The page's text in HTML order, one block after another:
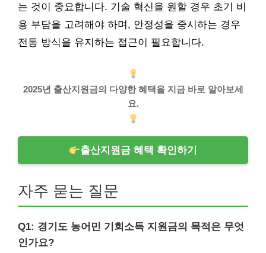
는 것이 중요합니다. 기술 혁신을 원할 경우 초기 비
용 부담을 고려해야 하며, 안정성을 중시하는 경우
전통 방식을 유지하는 접근이 필요합니다.
2025년 출산지원금의 다양한 혜택을 지금 바로 알아보세
요.
출산지원금 혜택 확인하기
자주 묻는 질문
Q1: 경기도 농어민 기회소득 지원금의 목적은 무엇
인가요?